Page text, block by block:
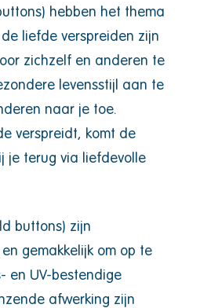
hebben het thema
liefde verspreiden zijn
zichzelf en anderen te
levensstijl aan te
naar je toe.
verspreidt, komt de
je terug via liefdevolle
buttons) zijn
gemakkelijk om op te
en UV-bestendige
afwerking zijn